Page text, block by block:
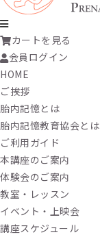
カートを見る
会員ログイン
HOME
ご挨拶
胎内記憶とは
胎内記憶教育協会とは
ご利用ガイド
本講座のご案内
体験会のご案内
教室・レッスン
イベント・上映会
講座スケジュール